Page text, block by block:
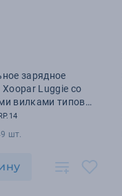
зарядное
Xoopar Luggie со
вилками типов
шт.